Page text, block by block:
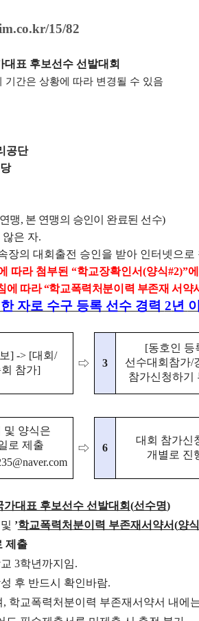
15/82
대표 후보선수 선발대회
기간은 상황에 따라 변경될 수 있음
공단
맹, 본 연맹의 승인이 완료된 선수)
않은 자.
장의 대회출전 승인을 받아 인터넷으로
따라 첨부된 “학교장확인서(양식#2)”
에 따라“학교폭력처분이력 부존재 서약
자로 수구 등록 선수 경력 2년
] -> [대회 /
참가]
⇨ 3
[동호인 등
선수대회참가/
참가신청하기
및 양식은
로 제출
⇨ 6
대회 참가신
개별로 진
가대표 후보선수 선발대회 (선수명)
및 ’학교폭력처분이력 부존재서약서(양식
제출
3학년까지임.
후 반드시 확인바람.
, 학교폭력처분이력 부존재서약서 내에